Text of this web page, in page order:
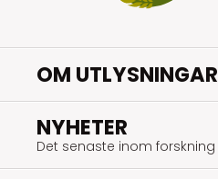
OM UTLYSNINGAR
NYHETER
Det senaste inom forskning